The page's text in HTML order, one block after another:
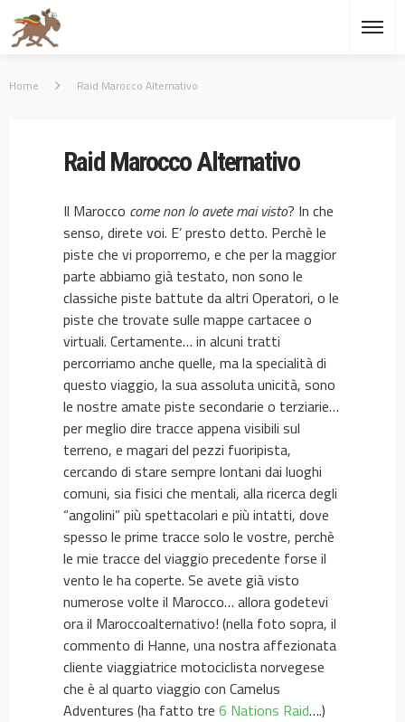
Home Raid Marocco Alternativo
Raid Marocco Alternativo
Il Marocco come non lo avete mai visto? In che
senso, direte voi. E’ presto detto. Perchè le
piste che vi proporremo, e che per la maggior
parte abbiamo già testato, non sono le
classiche piste battute da altri Operatori, o le
piste che trovate sulle mappe cartacee o
virtuali. Certamente… in alcuni tratti
percorriamo anche quelle, ma la specialità di
questo viaggio, la sua assoluta unicità, sono
le nostre amate piste secondarie o terziarie…
per meglio dire tracce appena visibili sul
terreno, e magari del pezzi fuoripista,
cercando di stare sempre lontani dai luoghi
comuni, sia fisici che mentali, alla ricerca degli
“angolini” più spettacolari e più intatti, dove
spesso le prime tracce solo le vostre, perchè
le mie tracce del viaggio precedente forse il
vento le ha coperte. Se avete già visto
numerose volte il Marocco… allora godetevi
ora il Maroccoalternativo! (nella foto sopra, il
commento di Hanne, una nostra affezionata
cliente viaggiatrice motociclista norvegese
che è al quarto viaggio con Camelus
Adventures (ha fatto tre 6 Nations Raid….)